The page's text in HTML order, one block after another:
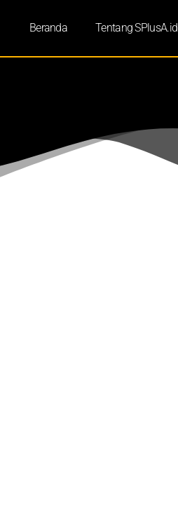
Beranda Tentang SPlusA.id